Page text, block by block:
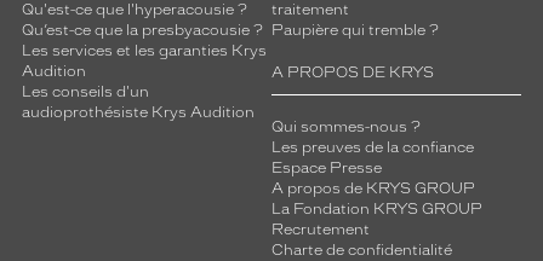
Qu'est-ce que l'hyperacousie ?
Qu’est-ce que la presbyacousie ?
Les services et les garanties Krys
Audition
Les conseils d'un
audioprothésiste Krys Audition
traitement
Paupière qui tremble ?
A PROPOS DE KRYS
Qui sommes-nous ?
Les preuves de la confiance
Espace Presse
A propos de KRYS GROUP
La Fondation KRYS GROUP
Recrutement
Charte de confidentialité